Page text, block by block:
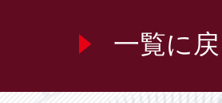
一覧に